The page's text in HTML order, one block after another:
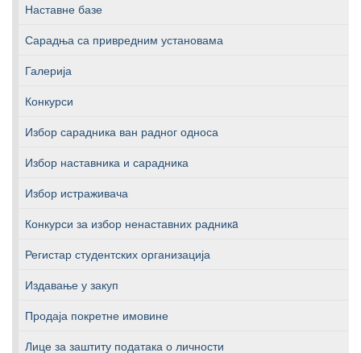
Наставне базе
Сарадња са привредним установама
Галерија
Конкурси
Избор сарадника ван радног односа
Избор наставника и сарадника
Избор истраживача
Конкурси за избор ненаставних радникa
Регистар студентских организација
Издавање у закуп
Продаја покретне имовине
Лице за заштиту података о личности